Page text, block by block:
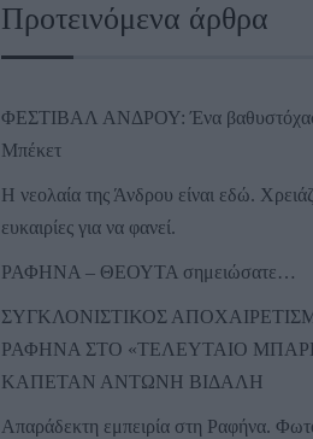
Προτεινόμενα άρθρα
ΦΕΣΤΙΒΑΛ ΑΝΔΡΟΥ: Ένα
Μπέκετ
Η νεολαία της Άνδρου είναι εδώ.
ευκαιρίες για να φανεί.
ΡΑΦΗΝΑ – ΘΕΟΥΤΑ σημειώσατε…
ΣΥΓΚΛΟΝΙΣΤΙΚΟΣ
ΡΑΦΗΝΑ ΣΤΟ «ΤΕΛΕΥΤΑΙΟ
ΚΑΠΕΤΑΝ ΑΝΤΩΝΗ ΒΙΔΑΛΗ
Απαράδεκτη εμπειρία στη Ραφήνα.